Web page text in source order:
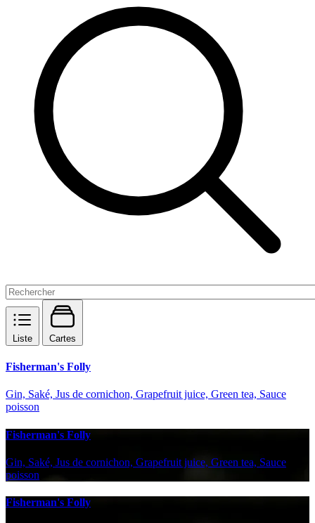
Liste Cartes
Fisherman's Folly
Gin, Saké, Jus de cornichon, Grapefruit juice, Green tea, Sauce
poisson
Fisherman's Folly
Gin, Saké, Jus de cornichon, Grapefruit juice, Green tea, Sauce
poisson
Fisherman's Folly